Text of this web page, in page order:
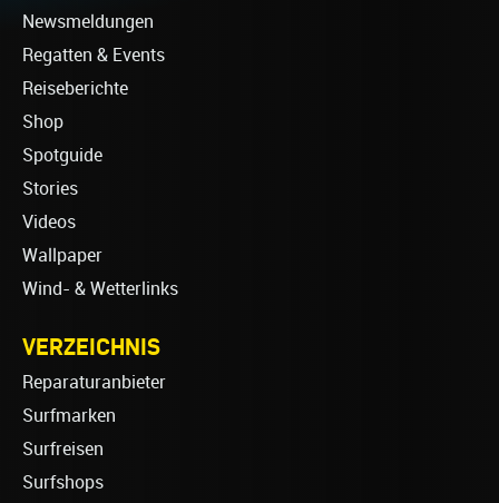
Newsmeldungen
Regatten & Events
Reiseberichte
Shop
Spotguide
Stories
Videos
Wallpaper
Wind- & Wetterlinks
VERZEICHNIS
Reparaturanbieter
Surfmarken
Surfreisen
Surfshops